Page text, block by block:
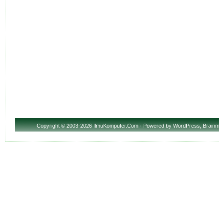
Copyright© 2003-2026 IlmuKomputer.Com · Powered byWordPress,